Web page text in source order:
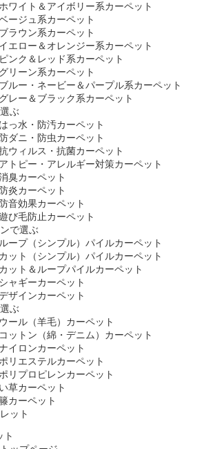
ワイト＆アイボリー系カーペット
ージュ系カーペット
ブラウン系カーペット
イエロー＆オレンジー系カーペット
ピンク＆レッド系カーペット
グリーン系カーペット
ブルー・ネービー＆パープル系カーペット
グレー＆ブラック系カーペット
ぶ
はっ水・防汚カーペット
防ダニ・防虫カーペット
ウィルス・抗菌カーペット
アトピー・アレルギー対策カーペット
臭カーペット
防炎カーペット
防音効果カーペット
び毛防止カーペット
で選ぶ
ループ（シンプル）パイルカーペット
カット（シンプル）パイルカーペット
カット＆ループパイルカーペット
シャギーカーペット
ザインカーペット
ぶ
ウール（羊毛）カーペット
コットン（綿・デニム）カーペット
イロンカーペット
リエステルカーペット
リプロピレンカーペット
い草カーペット
カーペット
ット
ト